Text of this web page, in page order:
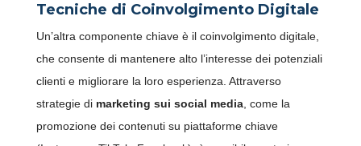
Tecniche di Coinvolgimento Digitale
Un’altra componente chiave è il coinvolgimento digitale,
che consente di mantenere alto l’interesse dei potenziali
clienti e migliorare la loro esperienza. Attraverso
strategie di marketing sui social media, come la
promozione dei contenuti su piattaforme chiave